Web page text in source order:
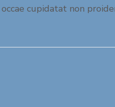
cupidatat non